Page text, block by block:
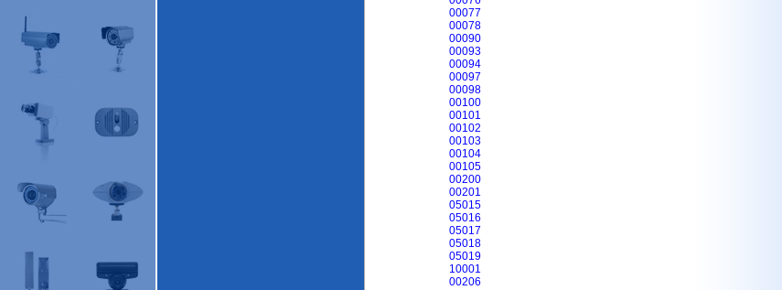
00077
00078
00090
00093
00094
00097
00098
00100
00101
00102
00103
00104
00105
00200
00201
05015
05016
05017
05018
05019
10001
00206